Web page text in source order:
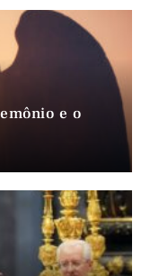
e o